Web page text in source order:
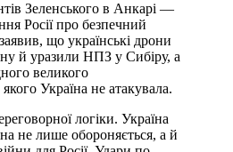
Зеленського в Анкарі —
Росії про безпечний
що українські дрони
й уразили НПЗ у Сибіру, а
великого
Україна не атакувала.
логіки. Україна
не лише обороняється, а й